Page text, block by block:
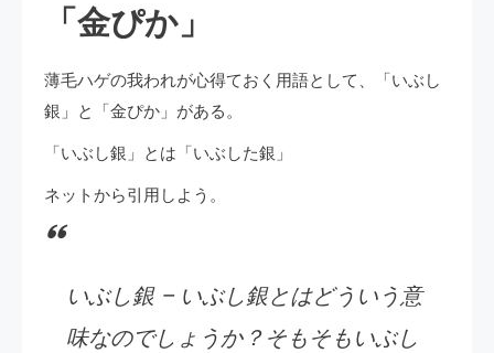
「金ぴか」
薄毛ハゲの我われが心得ておく用語として、「いぶし
銀」と「金ぴか」がある。
「いぶし銀」とは「いぶした銀」
ネットから引用しよう。
いぶし銀 – いぶし銀とはどういう意
味なのでしょうか？そもそもいぶし